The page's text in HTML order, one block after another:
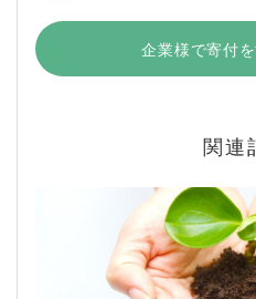
企業様で寄付
関連